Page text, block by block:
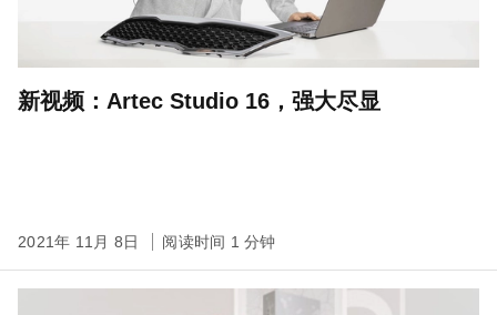
新视频：Artec Studio 16，强大尽显
2021年 11月 8日 阅读时间 1 分钟